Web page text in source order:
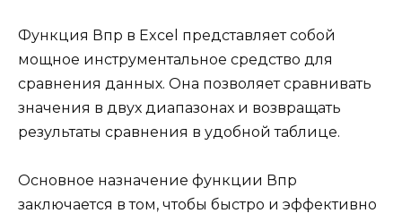
Функция Впр в Excel представляет собой
мощное инструментальное средство для
сравнения данных. Она позволяет сравнивать
значения в двух диапазонах и возвращать
результаты сравнения в удобной таблице.
Основное назначение функции Впр
заключается в том, чтобы быстро и эффективно